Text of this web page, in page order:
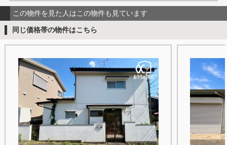
この物件を見た人はこの物件も見ています
同じ価格帯の物件はこちら